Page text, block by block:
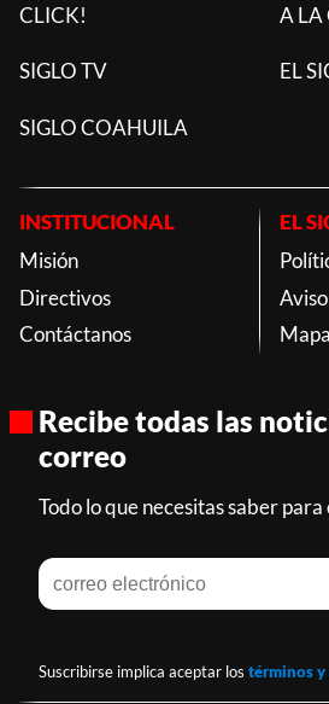
CLICK!
A LA
SIGLO TV EL
SIGLO COAHUILA
INSTITUCIONAL
Misión
Directivos
Contáctanos
EL
Recibe todas las
correo
Todo lo que necesitas saber
Suscribirse implica aceptar los términos